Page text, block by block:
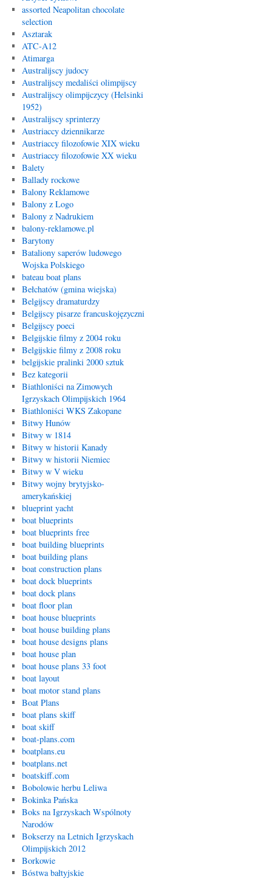
assorted Neapolitan chocolate
selection
Asztarak
ATC-A12
Atimarga
Australijscy judocy
Australijscy medaliści olimpijscy
Australijscy olimpijczycy (Helsinki
1952)
Australijscy sprinterzy
Austriaccy dziennikarze
Austriaccy filozofowie XIX wieku
Austriaccy filozofowie XX wieku
Balety
Ballady rockowe
Balony Reklamowe
Balony z Logo
Balony z Nadrukiem
balony-reklamowe.pl
Barytony
Bataliony saperów ludowego
Wojska Polskiego
bateau boat plans
Bełchatów (gmina wiejska)
Belgijscy dramaturdzy
Belgijscy pisarze francuskojęzyczni
Belgijscy poeci
Belgijskie filmy z 2004 roku
Belgijskie filmy z 2008 roku
belgijskie pralinki 2000 sztuk
Bez kategorii
Biathloniści na Zimowych
Igrzyskach Olimpijskich 1964
Biathloniści WKS Zakopane
Bitwy Hunów
Bitwy w 1814
Bitwy w historii Kanady
Bitwy w historii Niemiec
Bitwy w V wieku
Bitwy wojny brytyjsko-
amerykańskiej
blueprint yacht
boat blueprints
boat blueprints free
boat building blueprints
boat building plans
boat construction plans
boat dock blueprints
boat dock plans
boat floor plan
boat house blueprints
boat house building plans
boat house designs plans
boat house plan
boat house plans 33 foot
boat layout
boat motor stand plans
Boat Plans
boat plans skiff
boat skiff
boat-plans.com
boatplans.eu
boatplans.net
boatskiff.com
Bobolowie herbu Leliwa
Bokinka Pańska
Boks na Igrzyskach Wspólnoty
Narodów
Bokserzy na Letnich Igrzyskach
Olimpijskich 2012
Borkowie
Bóstwa bałtyjskie